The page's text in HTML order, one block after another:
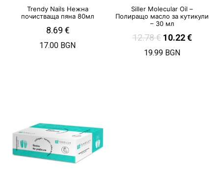
Trendy Nails Нежна
почистваща пяна 80мл
8.69 €
17.00 BGN
Siller Molecular Oil –
Полиращо масло за кутикули
– 30 мл
12.78€ 10.22€
19.99 BGN